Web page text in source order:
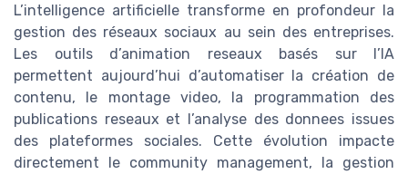
L’intelligence artificielle transforme en profondeur la
gestion des réseaux sociaux au sein des entreprises.
Les outils d’animation reseaux basés sur l’IA
permettent aujourd’hui d’automatiser la création de
contenu, le montage video, la programmation des
publications reseaux et l’analyse des donnees issues
des plateformes sociales. Cette évolution impacte
directement le community management, la gestion